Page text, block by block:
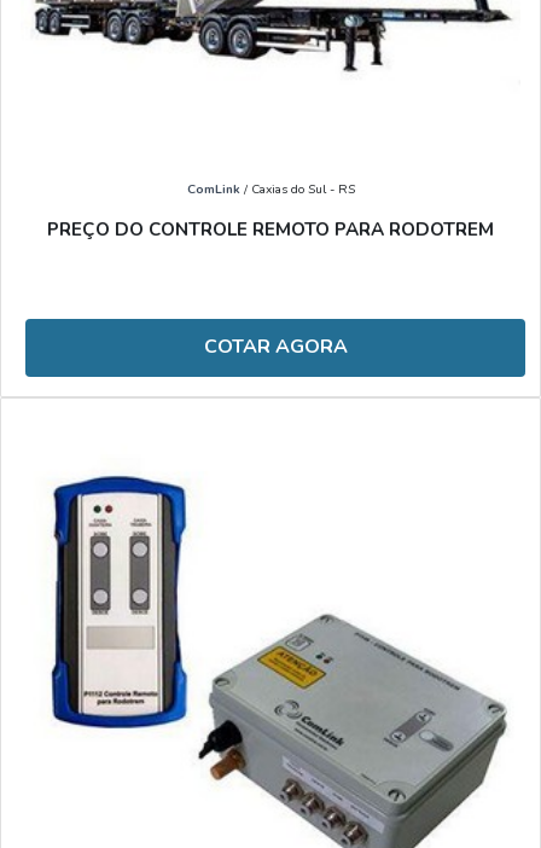
ComLink/ Caxias do Sul - RS
PREÇO DO CONTROLE REMOTO PARA RODOTREM
COTAR AGORA